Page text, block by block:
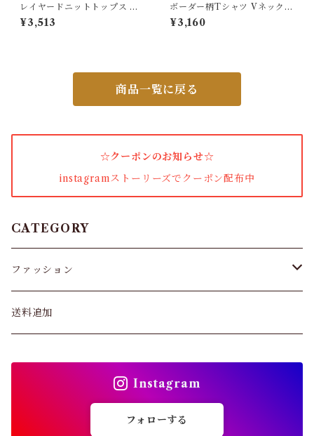
レイヤードニットトップス レ
ース切替え
¥3,513
ボーダー柄Tシャツ Vネックカ
ットソー夏
¥3,160
商品一覧に戻る
☆クーポンのお知らせ☆
instagramストーリーズでクーポン配布中
CATEGORY
ファッション
パンツ&スカート
送料追加
Instagram
フォローする